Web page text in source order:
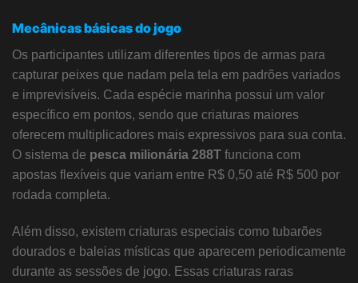
Mecânicas básicas do jogo
Os participantes utilizam diferentes tipos de armas para
capturar peixes que nadam pela tela em padrões variados
e imprevisíveis. Cada espécie marinha possui um valor
específico em pontos, sendo que criaturas maiores
oferecem multiplicadores mais expressivos para sua conta.
O sistema de pesca milionária 288T funciona com
apostas flexíveis que variam entre R$ 0,50 até R$ 500 por
rodada completa.
Além disso, existem criaturas especiais como tubarões
dourados e baleias místicas que aparecem periodicamente
durante as sessões de jogo. Essas criaturas raras